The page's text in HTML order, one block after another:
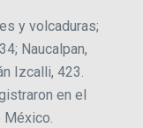
y volcaduras;
Naucalpan,
Izcalli, 423.
en el